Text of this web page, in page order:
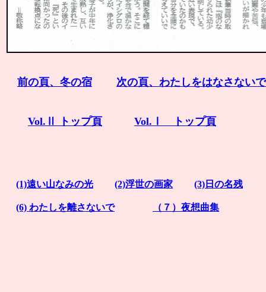
前の頁、冬の宿 次の頁、わたしをはなさないで
Vol.Ⅱ トップ頁 Vol.Ⅰ トップ頁
(1)遠い山なみの光 (2)浮世の画家 (3)日の名残
(6) わたしを離さないで （７）夜想曲集